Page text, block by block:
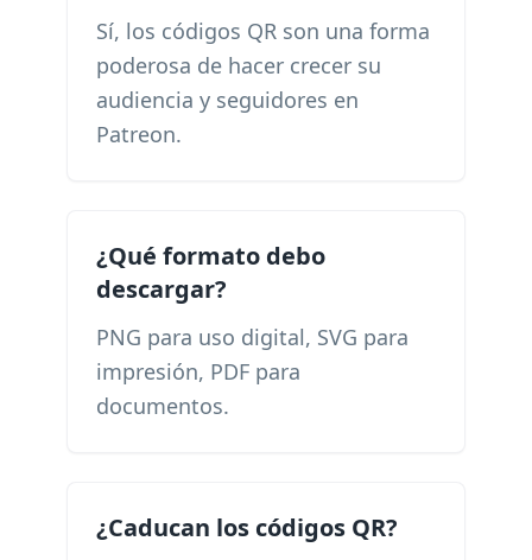
Sí, los códigos QR son una forma
poderosa de hacer crecer su
audiencia y seguidores en
Patreon.
¿Qué formato debo
descargar?
PNG para uso digital, SVG para
impresión, PDF para
documentos.
¿Caducan los códigos QR?